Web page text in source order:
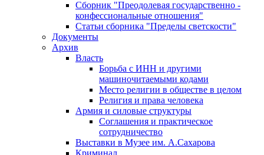
Сборник "Преодолевая государственно -
конфессиональные отношения"
Статьи сборника "Пределы светскости"
Документы
Архив
Власть
Борьба с ИНН и другими
машиночитаемыми кодами
Место религии в обществе в целом
Религия и права человека
Армия и силовые структуры
Соглашения и практическое
сотрудничество
Выставки в Музее им. А.Сахарова
Криминал